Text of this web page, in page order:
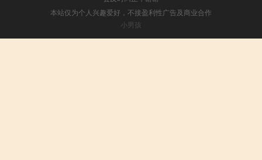
本站仅为个人兴趣爱好，不接盈利性广告及商业合作
小男孩